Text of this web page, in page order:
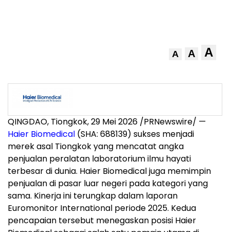
A A A
QINGDAO, Tiongkok, 29 Mei 2026 /PRNewswire/ —
Haier Biomedical (SHA: 688139) sukses menjadi
merek asal Tiongkok yang mencatat angka
penjualan peralatan laboratorium ilmu hayati
terbesar di dunia. Haier Biomedical juga memimpin
penjualan di pasar luar negeri pada kategori yang
sama. Kinerja ini terungkap dalam laporan
Euromonitor International periode 2025. Kedua
pencapaian tersebut menegaskan posisi Haier